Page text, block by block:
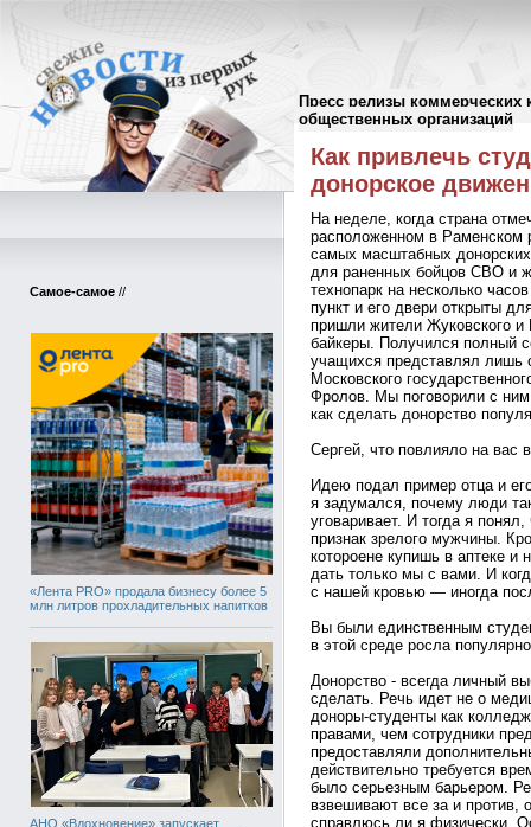
Пресс релизы коммерческих
общественных организаций
Самое-самое //
«Лента PRO» продала бизнесу более 5
млн литров прохладительных напитков
АНО «Вдохновение» запускает
Пресс-релизы//
Как привлечь
донорское
На неделе, когда страна
расположенном в Раменском
самых масштабных
для раненных бойцов СВО и
технопарк на несколько
пункт и его двери открыты
пришли жители Жуковского
байкеры. Получился полный
учащихся представлял лишь
Московского
Фролов. Мы поговорили с
как сделать донорство
Сергей, что повлияло на вас
Идею подал пример отца и
я задумался, почему люди
уговаривает. И тогда я
признак зрелого мужчины.
котороене купишь в аптеке
дать только мы с вами. И
с нашей кровью — иногда
Вы были единственным
в этой среде росла
Донорство - всегда личный
сделать. Речь идет не о
доноры-студенты как
правами, чем сотрудники
предоставляли
действительно требуется
было серьезным барьером.
взвешивают все за и против,
справлюсь ли я физически.